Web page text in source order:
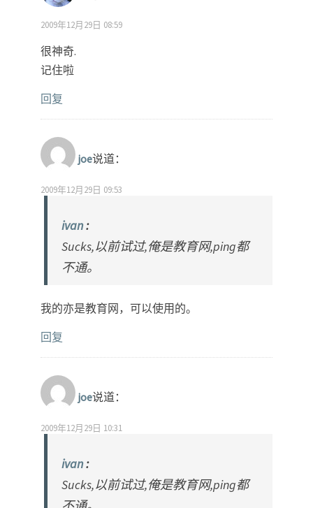
2009年12月29日 08:59
很神奇.
记住啦
回复
joe说道：
2009年12月29日 09:53
ivan:
Sucks,以前试过,俺是教育网,ping都
不通。
我的亦是教育网，可以使用的。
回复
joe说道：
2009年12月29日 10:31
ivan:
Sucks,以前试过,俺是教育网,ping都